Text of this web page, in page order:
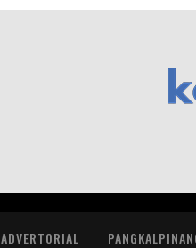
ADVERTORIAL